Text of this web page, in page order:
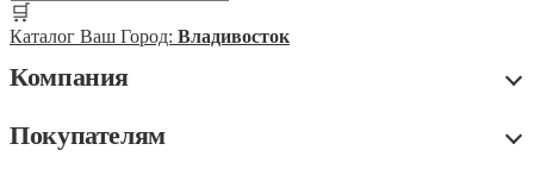
🛒
Каталог Ваш Город: Владивосток
Компания
Покупателям